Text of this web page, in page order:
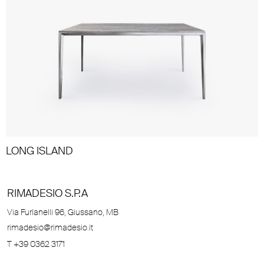
LONG ISLAND
RIMADESIO S.P.A
Via Furlanelli 96, Giussano, MB
rimadesio@rimadesio.it
T +39 0362 3171